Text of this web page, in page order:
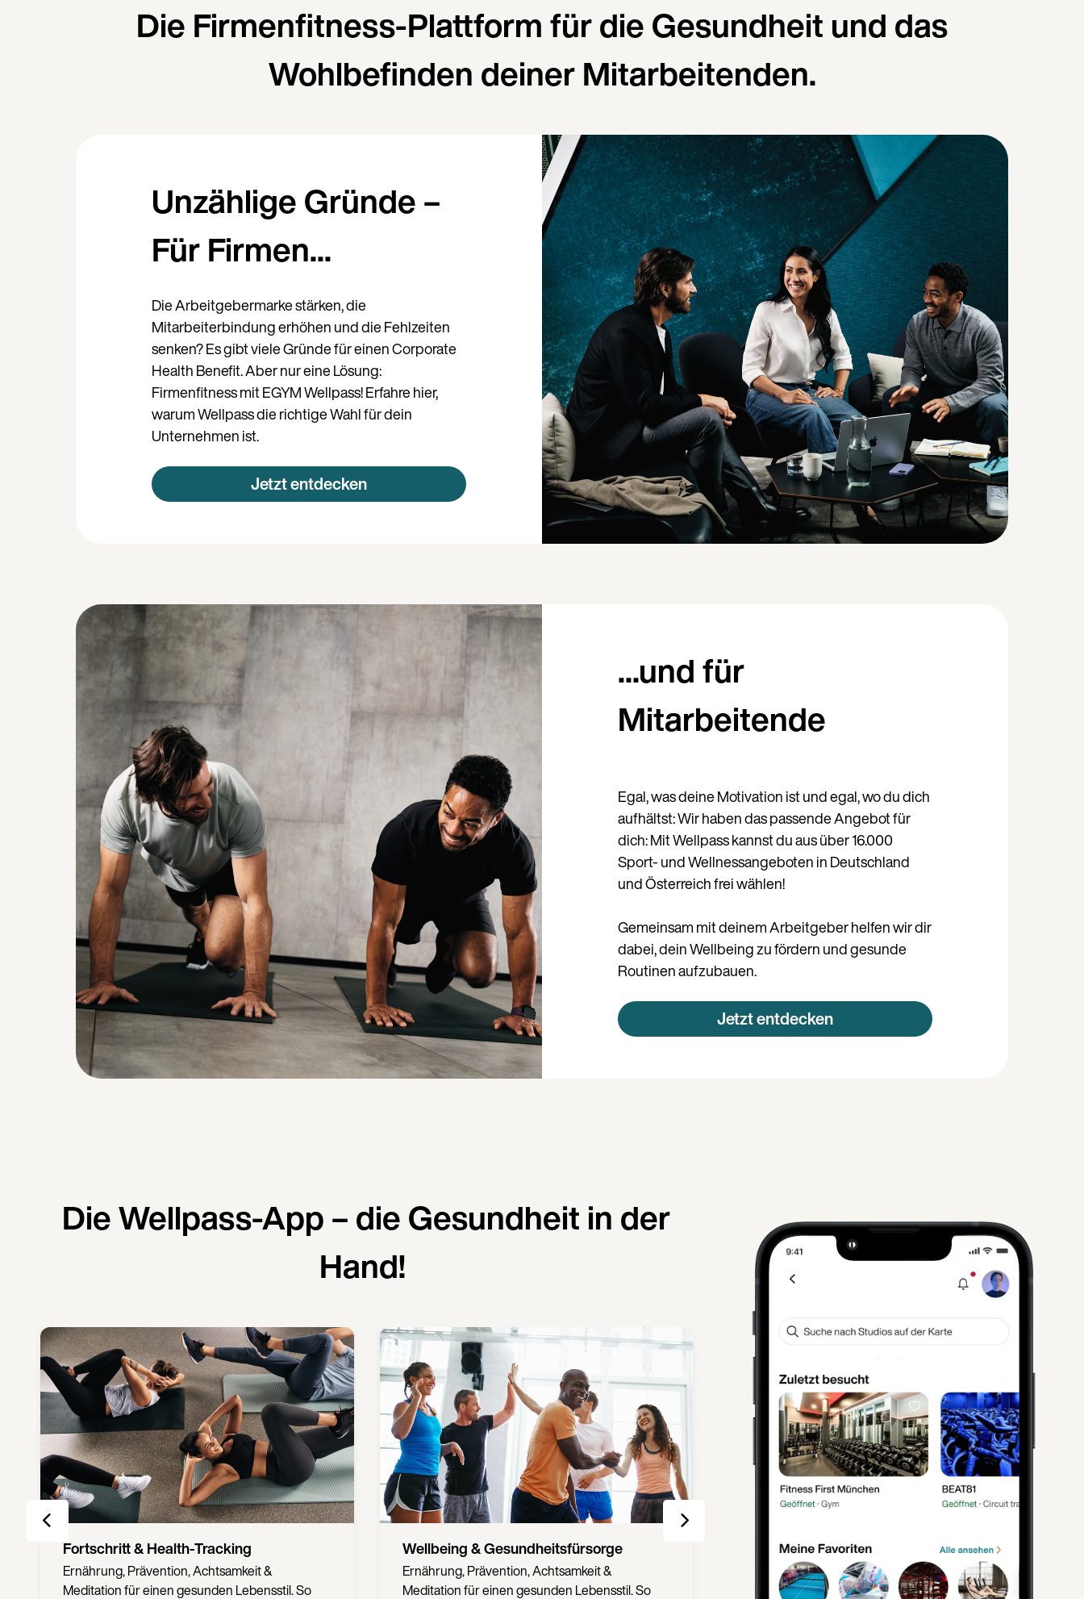
Die Firmenfitness-Plattform für die Gesundheit und das
Wohlbefinden deiner Mitarbeitenden.
Unzählige Gründe –
Für Firmen...
Die Arbeitgebermarke stärken, die
Mitarbeiterbindung erhöhen und die Fehlzeiten
senken? Es gibt viele Gründe für einen Corporate
Health Benefit. Aber nur eine Lösung:
Firmenfitness mit EGYM Wellpass! Erfahre hier,
warum Wellpass die richtige Wahl für dein
Unternehmen ist.
Jetzt entdecken
...und für
Mitarbeitende
Egal, was deine Motivation ist und egal, wo du dich
aufhältst: Wir haben das passende Angebot für
dich: Mit Wellpass kannst du aus über 16.000
Sport- und Wellnessangeboten in Deutschland
und Österreich frei wählen!
Gemeinsam mit deinem Arbeitgeber helfen wir dir
dabei, dein Wellbeing zu fördern und gesunde
Routinen aufzubauen.
Jetzt entdecken
Die Wellpass-App – die Gesundheit in der
Hand!
Wellbeing & Gesundheitsfürsorge
Ernährung, Prävention, Achtsamkeit &
Meditation für einen gesunden Lebensstil. So
Motivation & Challenges
Spannende Challenges (z.B. Laufen,
Schwimmen) und Workouts motivieren
Unlimitiert & Flexibel
Partner auswählen, einchecken und los: Bei
16.000+ Partnern in DE/AT trainieren und
Weiter auf Deutsch (Deutschland)